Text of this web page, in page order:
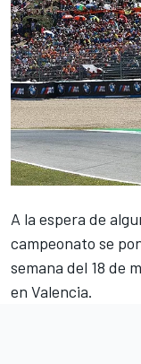
A la espera de
campeonato se
semana del 18 de
en Valencia.